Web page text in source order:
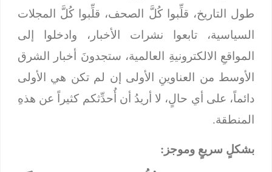
طول التاريخ، قلِّبوا كُلَّ الصحف، قلِّبوا كُلَّ المجلات
السياسية، تابعوا نشرات الأخبار، وادخلوا إلى
المواقعِ الالكترونيةِ العالمية، ستجدونَ أخبار الشرق
الأوسط من العناوينِ الأولى إن لم تكن هي الأولى
دائماً، على أي حالٍ، لا أريدُ أن أُحدِّثكم كثيراً عن هذهِ
المنطقة.
بشكلٍ سريعٍ وموجز: